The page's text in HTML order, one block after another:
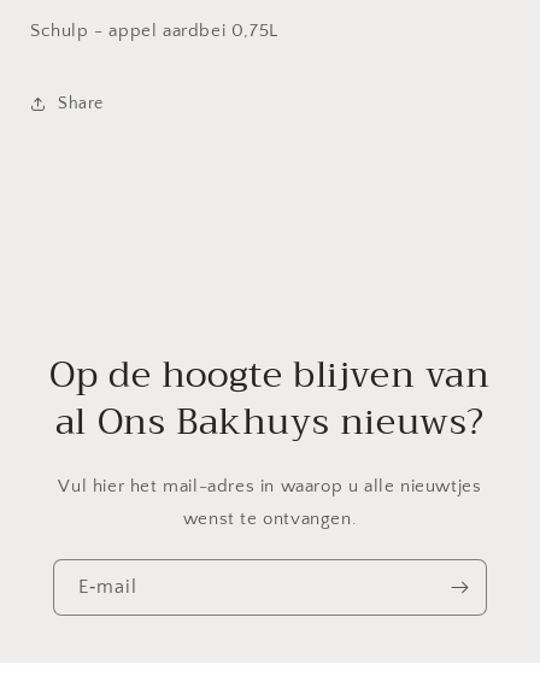
Schulp - appel aardbei 0,75L
Share
Op de hoogte blijven van
al Ons Bakhuys nieuws?
Vul hier het mail-adres in waarop u alle nieuwtjes
wenst te ontvangen.
E‑mail